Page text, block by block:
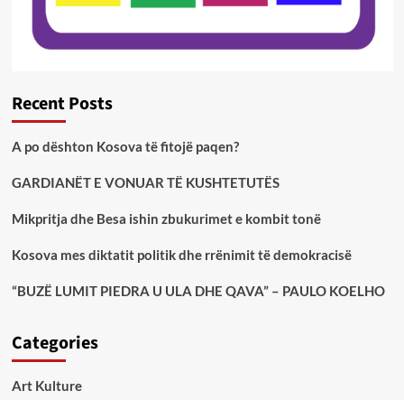
Recent Posts
A po dështon Kosova të fitojë paqen?
GARDIANËT E VONUAR TË KUSHTETUTËS
Mikpritja dhe Besa ishin zbukurimet e kombit tonë
Kosova mes diktatit politik dhe rrënimit të demokracisë
“BUZË LUMIT PIEDRA U ULA DHE QAVA” – PAULO KOELHO
Categories
Art Kulture